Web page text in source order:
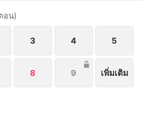
สืบหาความจริงเรื่องการแพ้ศึกของ
มมือกันอย่างรู้ใจ...
อน)
3 4 5
8 9 เพิ่มเติม